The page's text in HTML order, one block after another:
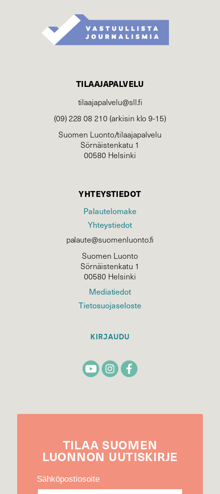
TILAAJAPALVELU
tilaajapalvelu@sll.fi
(09) 228 08 210 (arkisin klo 9-15)
Suomen Luonto/tilaajapalvelu
Sörnäistenkatu 1
00580 Helsinki
YHTEYSTIEDOT
Palautelomake
Yhteystiedot
palaute@suomenluonto.fi
Suomen Luonto
Sörnäistenkatu 1
00580 Helsinki
Mediatiedot
Tietosuojaseloste
KIRJAUDU
TILAA SUOMEN
LUONNON UUTIS­KIRJE
Sähköpostiosoite